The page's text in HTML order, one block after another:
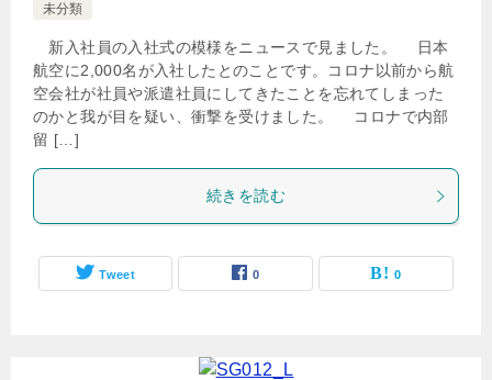
未分類
新入社員の入社式の模様をニュースで見ました。 日本
航空に2,000名が入社したとのことです。コロナ以前から航
空会社が社員や派遣社員にしてきたことを忘れてしまった
のかと我が目を疑い、衝撃を受けました。 コロナで内部
留 […]
続きを読む
Tweet 0 0